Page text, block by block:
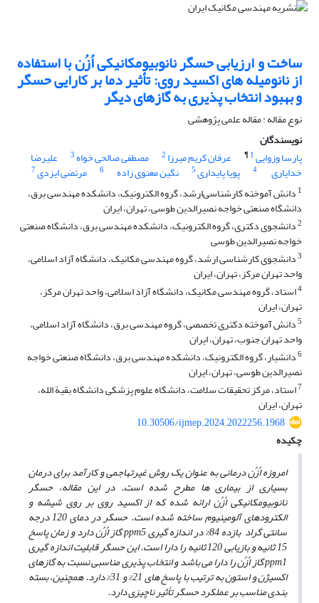
ساخت و ارزیابی حسگر نانوبیومکانیکی اُزُن با استفاده
از نانومیله های اکسید روی: تأثیر دما بر کارایی حسگر
و بهبود انتخاب پذیری به گازهای دیگر
نوع مقاله : مقاله علمی پژوهشی
نویسندگان
پارسا وزوایی1
¶ عرفان کریم میرزا 2 مصطفی صالحی خواه3 علیرضا
خدایاری 4 پویا پایداری5 نگین معنوی زاده 6 مرتضی ایزدی7
1 دانش آموخته کارشناسی‌ارشد، گروه الکترونیک، دانشکده مهندسی برق،
دانشگاه صنعتی خواجه نصیرالدین طوسی، تهران، ایران
2دانشجوی دکتری، گروه الکترونیک، دانشکده مهندسی برق، دانشگاه صنعتی
خواجه نصیرالدین طوسی
3دانشجوی کارشناسی ارشد، گروه مهندسی مکانیک، دانشگاه آزاد اسلامی،
واحد تهران مرکز، تهران، ایران
4استاد، گروه مهندسی مکانیک، دانشگاه آزاد اسلامی، واحد تهران مرکز،
تهران، ایران
5دانش آموخته دکتری تخصصی، گروه مهندسی برق، دانشگاه آزاد اسلامی،
واحد تهران جنوب، تهران، ایران
6دانشیار، گروه الکترونیک، دانشکده مهندسی برق، دانشگاه صنعتی خواجه
نصیرالدین طوسی، تهران، ایران
7استاد، مرکز تحقیقات سلامت، دانشگاه علوم پزشکی دانشگاه بقیة الله،
تهران، ایران
10.30506/ijmep.2024.2022256.1968
چکیده
امروزه اُزُن درمانی به عنوان یک روش غیرتهاجمی و کارآمد برای درمان
بسیاری از بیماری ها مطرح شده است. در این مقاله، حسگر
نانوبیومکانیکی اُزُن ارائه شده که از اکسید روی بر روی شیشه و
الکترودهای آلومینیوم ساخته شده است. حسگر در دمای 120 درجه
سانتی گراد بازده 84% در اندازه‌ گیری ppm5 گاز اُزُن دارد و زمان پاسخ
15 ثانیه و بازیابی 120 ثانیه را دارا است. این حسگر قابلیت اندازه ‌گیری
ppm1 گاز اُزُن را دارا می باشد و انتخاب ‌پذیری مناسبی نسبت به گازهای
اکسیژن و استون به ترتیب با پاسخ های 21% و 31% دارد. همچنین، بسته
‌بندی مناسب بر عملکرد حسگر تأثیر ناچیزی دارد.